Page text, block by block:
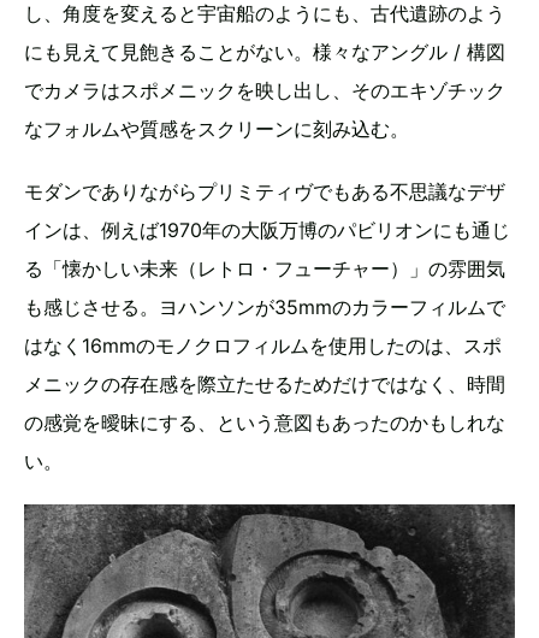
し、角度を変えると宇宙船のようにも、古代遺跡のよう
にも見えて見飽きることがない。様々なアングル / 構図
でカメラはスポメニックを映し出し、そのエキゾチック
なフォルムや質感をスクリーンに刻み込む。
モダンでありながらプリミティヴでもある不思議なデザ
インは、例えば1970年の大阪万博のパビリオンにも通じ
る「懐かしい未来（レトロ・フューチャー）」の雰囲気
も感じさせる。ヨハンソンが35mmのカラーフィルムで
はなく16mmのモノクロフィルムを使用したのは、スポ
メニックの存在感を際立たせるためだけではなく、時間
の感覚を曖昧にする、という意図もあったのかもしれな
い。